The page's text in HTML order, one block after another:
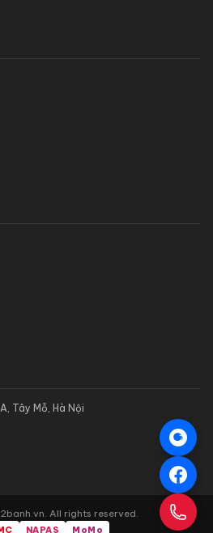
Tây Mỗ, Hà Nội
All rights reserved.
NAPAS MoMo